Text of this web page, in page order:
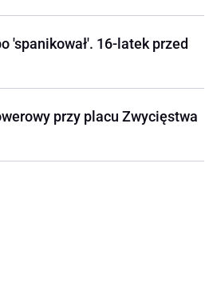
'spanikował'. 16-latek przed
przy placu Zwycięstwa